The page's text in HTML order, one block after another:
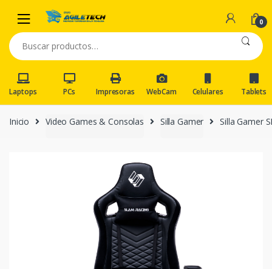
navigation
content
0
Buscar
por:
Laptops PCs Impresoras WebCam Celulares Tablets
Inicio Video Games & Consolas Silla Gamer Silla Gamer